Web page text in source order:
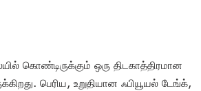
கொண்டிருக்கும் ஒரு திடகாத்திரமான
பெரிய, உறுதியான ஃபியூயல் டேங்க்,